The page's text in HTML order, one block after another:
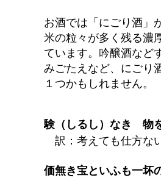
お酒では「にごり酒」
米の粒々が多く残る濃
ています。吟醸酒など
みごたえなど、にごり
１つかもしれません。
験（しるし）なき 物
訳：考えても仕方な
価無き宝といふも一坏